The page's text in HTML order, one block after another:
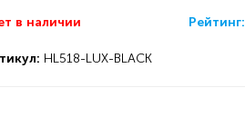
в наличии Рейтинг:
HL518-LUX-BLACK